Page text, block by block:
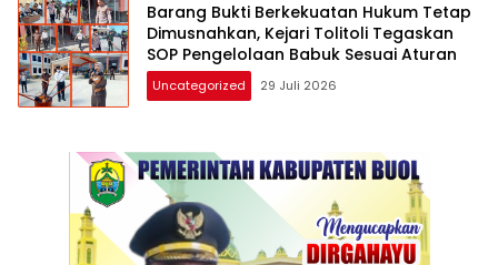
Barang Bukti Berkekuatan Hukum Tetap
Dimusnahkan, Kejari Tolitoli Tegaskan
SOP Pengelolaan Babuk Sesuai Aturan
Uncategorized 29 Juli 2026